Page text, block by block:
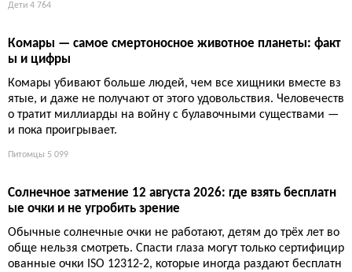
Дети 4 764
Комары — самое смертоносное животное планеты: факт
ы и цифры
Комары убивают больше людей, чем все хищники вместе вз
ятые, и даже не получают от этого удовольствия. Человечеств
о тратит миллиарды на войну с булавочными существами —
и пока проигрывает.
Питомцы 5 099
Солнечное затмение 12 августа 2026: где взять бесплатн
ые очки и не угробить зрение
Обычные солнечные очки не работают, детям до трёх лет во
обще нельзя смотреть. Спасти глаза могут только сертифицир
ованные очки ISO 12312-2, которые иногда раздают бесплатн